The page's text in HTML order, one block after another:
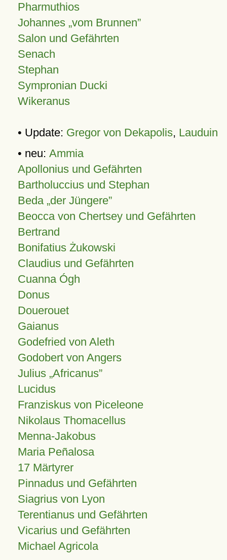
Pharmuthios
Johannes vom Brunnen
Salon und Gefährten
Senach
Stephan
Sympronian Ducki
Wikeranus
• Update: Gregor von Dekapolis, Lauduin
• neu: Ammia
Apollonius und Gefährten
Bartholuccius und Stephan
Beda „der Jüngere”
Beocca von Chertsey und Gefährten
Bertrand
Bonifatius Żukowski
Claudius und Gefährten
Cuanna Ógh
Donus
Douerouet
Gaianus
Godefried von Aleth
Godobert von Angers
Julius Africanus
Lucidus
Franziskus von Piceleone
Nikolaus Thomacellus
Menna-Jakobus
Maria Peñalosa
17 Märtyrer
Pinnadus und Gefährten
Siagrius von Lyon
Terentianus und Gefährten
Vicarius und Gefährten
Michael Agricola